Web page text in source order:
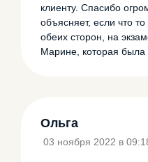
клиенту. Спасибо
объясняет, если что
обеих сторон, на
Марине, которая была
Ольга
03 ноября 2022 в